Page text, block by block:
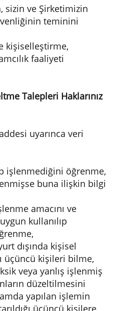
sizin ve Şirketimizin
teminini
kişiselleştirme,
faaliyeti
Talepleri Haklarınız
uyarınca veri
işlenmediğini öğrenme,
buna ilişkin bilgi
amacını ve
kullanılıp
dışında kişisel
üçüncü kişileri bilme,
veya yanlış işlenmiş
düzeltilmesini
yapılan işlemin
üçüncü kişilere